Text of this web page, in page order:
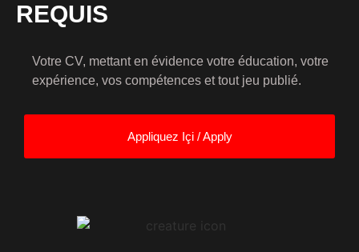
REQUIS
Votre CV, mettant en évidence votre éducation, votre
expérience, vos compétences et tout jeu publié.
Appliquez Içi / Apply